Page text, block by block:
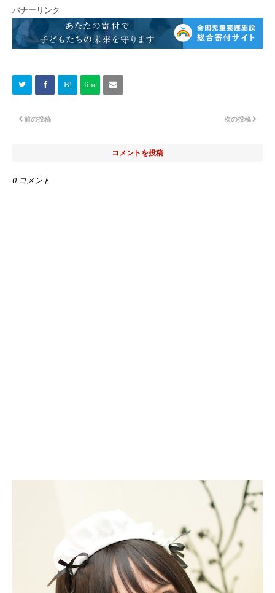
バナーリンク
次の投稿
前の投稿
コメントを投稿
0 コメント